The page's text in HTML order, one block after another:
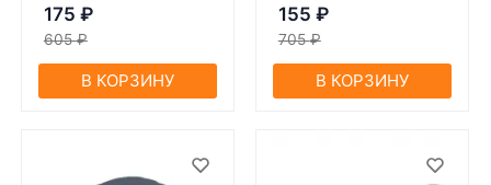
175 ₽
605 ₽
В КОРЗИНУ
155 ₽
705 ₽
В КОРЗИНУ